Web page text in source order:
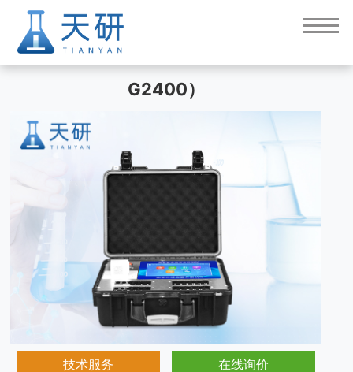
24通道便携式食品检测仪（TY-
G2400）
技术服务 在线询价